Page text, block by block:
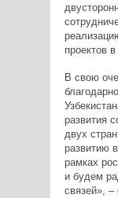
проектов
В свою
развития
двух
развитию
рамках
и будем
связей», –